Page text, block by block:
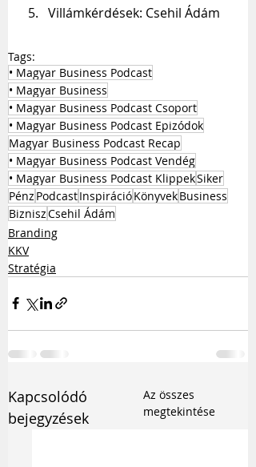
Villámkérdések: Csehil Ádám
Tags:
• Magyar Business Podcast
• Magyar Business
• Magyar Business Podcast Csoport
• Magyar Business Podcast Epizódok
Magyar Business Podcast Recap
• Magyar Business Podcast Vendég
• Magyar Business Podcast KlippekSiker
Pénz PodcastInspirációKönyvekBusiness
BizniszCsehil Ádám
Branding
KKV
Stratégia
Kapcsolódó
bejegyzések
Az összes
megtekintése